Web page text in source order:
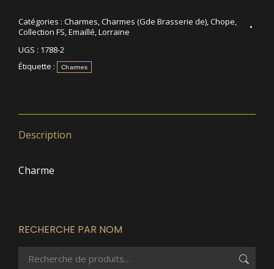
Catégories : Charmes Charmes (Gde Brasserie de) Chope
Collection FS Emaillé Lorraine
UGS : 1788-2
Étiquette :
Charmes
Description
Charme
RECHERCHE PAR NOM